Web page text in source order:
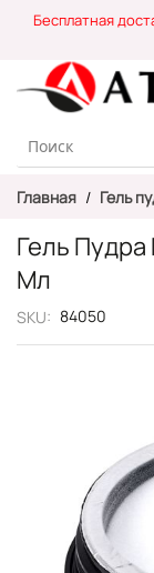
Content
Бесплатная
Главная Гель
Гель
Мл
SKU 84050
галереям
изображений